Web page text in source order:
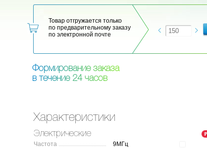
Товар отгружается только
по предварительному заказу
по электронной почте
Формирование заказа
в течение 24 часов
Характеристики
Электрические
Частота
9МГц